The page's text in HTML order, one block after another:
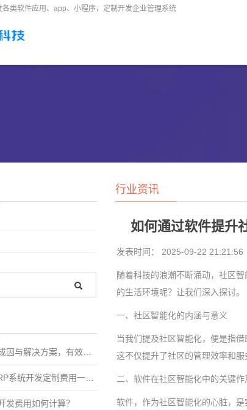
各类软件应用、app、小程序，定制开发企业管理系统
行业资讯
如何通过软件提升
发表时间： 2025-09-22 21:21:56
随着科技的浪潮不断涌动，社区
的生活环境呢？让我们深入探讨。
一、社区智能化的内涵与意义
当我们提及社区智能化，便是指
这不仅提升了社区的管理效率和
二、软件在社区智能化中的关键作
软件，作为社区智能化的心脏，
发费用如何计算？